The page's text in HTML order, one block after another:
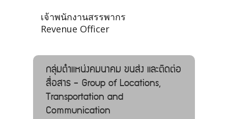
เจ้าพนักงานสรรพากร
Revenue Officer
กลุ่มตำแหน่งคมนาคม ขนส่ง และติดต่อ
สื่อสาร - Group of Locations,
Transportation and
Communication